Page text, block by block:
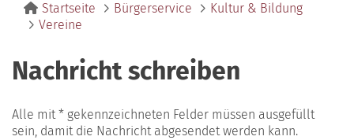
Startseite Bürgerservice
Kultur & Bildung
Vereine
Nachricht schreiben
Alle mit * gekennzeichneten Felder müssen ausgefüllt
sein, damit die Nachricht abgesendet werden kann.